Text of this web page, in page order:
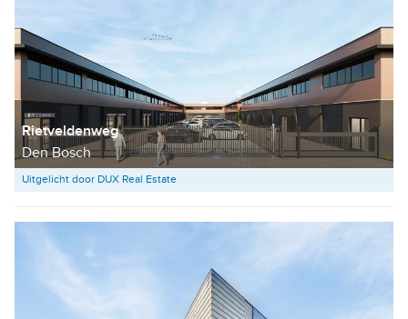
Rietveldenweg
Den Bosch
Uitgelicht door DUX Real Estate